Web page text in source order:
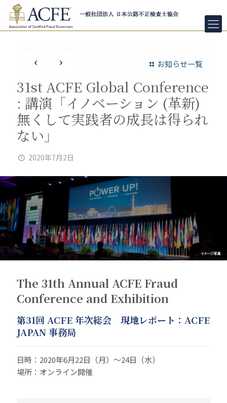
お知らせ一覧
31st ACFE Global Conference
: 講演「イノベーション (革新)
無くして実践者の成長は得られ
ない」
2020年7月2日
The 31th Annual ACFE Fraud
Conference and Exhibition
第31回 ACFE 年次総会 現地レポート：ACFE
JAPAN 事務局
日時：2020年6月22日（月）～24日（水）
場所：オンライン開催